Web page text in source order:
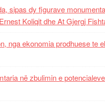
sipas dy figurave
Koliqit dhe At Gjergj
nga ekonomia prodhuese te
në zbulimin e